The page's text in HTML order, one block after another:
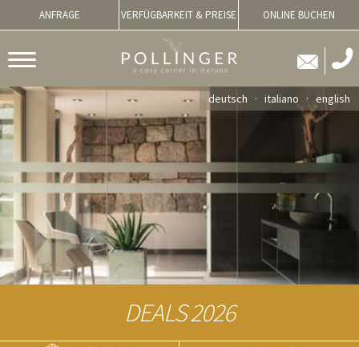
ANFRAGE VERFÜGBARKEIT & PREISE ONLINE BUCHEN
deutsch italiano english
DEALS 2026